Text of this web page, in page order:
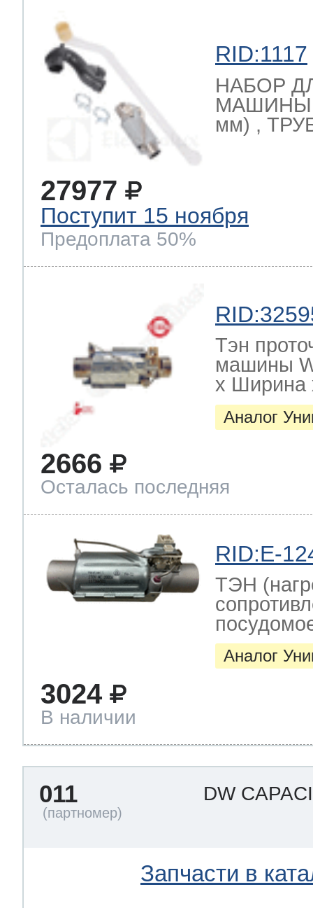
RID:1117
НАБОР
МАШИНЫ
мм) ,
27977
Поступит 15 ноября
Предоплата 50%
Тэн
машины
х Ширина
Аналог
2666
Осталась последняя
RID:E-
ТЭН
Аналог
3024
В наличии
011 DW
Запчасти в